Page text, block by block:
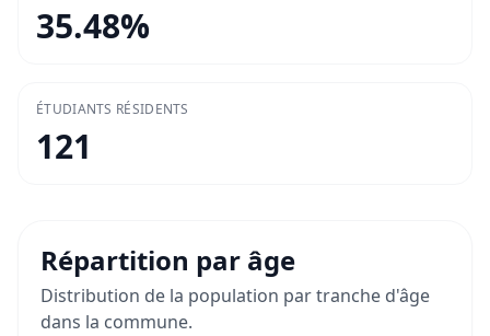
35.48%
ÉTUDIANTS RÉSIDENTS
121
Répartition par âge
Distribution de la population par tranche d'âge
dans la commune.